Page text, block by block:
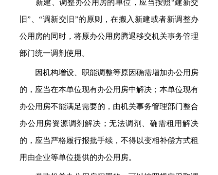
新建、调整办公用房的单位，应当按照“建新交
旧”、“调新交旧”的原则，在搬入新建或者新调整办
公用房的同时，将原办公用房腾退移交机关事务管理
部门统一调剂使用。
因机构增设、职能调整等原因确需增加办公用房
的，应当在本单位现有办公用房中解决；本单位现有
办公用房不能满足需要的，由机关事务管理部门整合
办公用房资源调剂解决；无法调剂、确需租用解决
的，应当严格履行报批手续，不得以变相补偿方式租
用由企业等单位提供的办公用房。